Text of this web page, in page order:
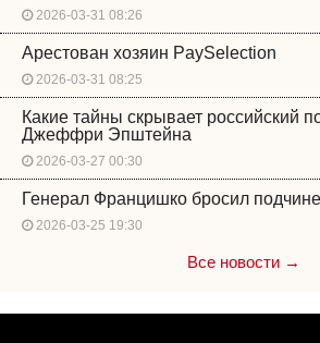
2026-03-31 08:26
Арестован хозяин PaySelection
2026-03-31 08:25
Какие тайны скрывает российский
Джеффри Эпштейна
2026-03-27 00:30
Генерал Францишко бросил
2026-03-25 19:30
Все новости →